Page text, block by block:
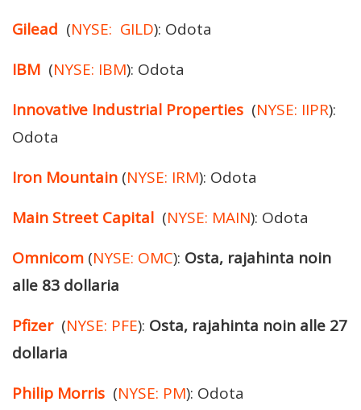
Gilead (NYSE: GILD): Odota
IBM (NYSE: IBM): Odota
Innovative Industrial Properties (NYSE: IIPR):
Odota
Iron Mountain (NYSE: IRM): Odota
Main Street Capital (NYSE: MAIN): Odota
Omnicom (NYSE: OMC): Osta, rajahinta noin
alle 83 dollaria
Pfizer(NYSE: PFE): Osta, rajahinta noin alle 27
dollaria
Philip Morris (NYSE: PM): Odota